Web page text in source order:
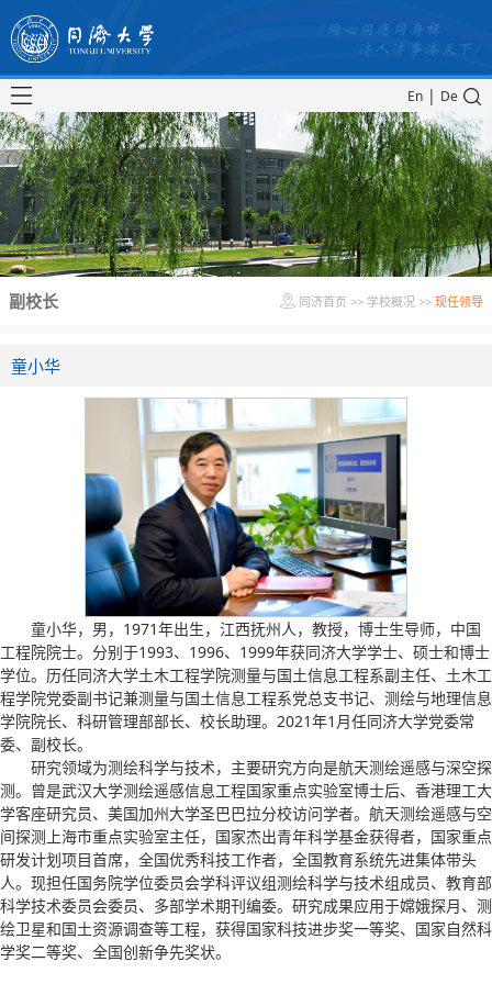
En | De
副校长 同济首页 >> 学校概况 >> 现任领导
童小华
童小华，男，1971年出生，江西抚州人，教授，博士生导师，中国
工程院院士。分别于1993、1996、1999年获同济大学学士、硕士和博士
学位。历任同济大学土木工程学院测量与国土信息工程系副主任、土木工
程学院党委副书记兼测量与国土信息工程系党总支书记、测绘与地理信息
学院院长、科研管理部部长、校长助理。2021年1月任同济大学党委常
委、副校长。
研究领域为测绘科学与技术，主要研究方向是航天测绘遥感与深空探
测。曾是武汉大学测绘遥感信息工程国家重点实验室博士后、香港理工大
学客座研究员、美国加州大学圣巴巴拉分校访问学者。航天测绘遥感与空
间探测上海市重点实验室主任，国家杰出青年科学基金获得者，国家重点
研发计划项目首席，全国优秀科技工作者，全国教育系统先进集体带头
人。现担任国务院学位委员会学科评议组测绘科学与技术组成员、教育部
科学技术委员会委员、多部学术期刊编委。研究成果应用于嫦娥探月、测
绘卫星和国土资源调查等工程，获得国家科技进步奖一等奖、国家自然科
学奖二等奖、全国创新争先奖状。